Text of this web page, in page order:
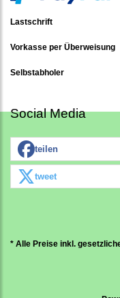
Lastschrift
Vorkasse per Überweisung
Selbstabholer
Social Media
teilen
tweet
* Alle Preise inkl.